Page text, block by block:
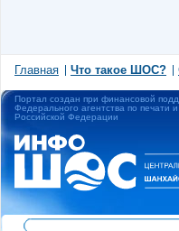
Главная Что такое ШОС?
Портал создан при финансовой
Федерального агентства по печати
Российской Федерации